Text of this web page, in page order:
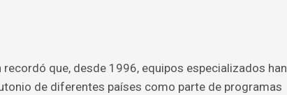
que, desde 1996, equipos especializados han
de diferentes países como parte de programas